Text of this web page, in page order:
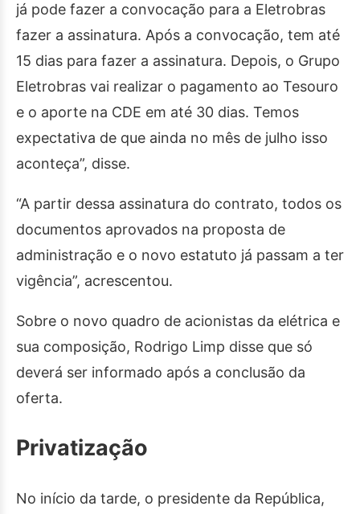
já pode fazer a convocação para a Eletrobras
fazer a assinatura. Após a convocação, tem até
15 dias para fazer a assinatura. Depois, o Grupo
Eletrobras vai realizar o pagamento ao Tesouro
e o aporte na CDE em até 30 dias. Temos
expectativa de que ainda no mês de julho isso
aconteça”, disse.
“A partir dessa assinatura do contrato, todos os
documentos aprovados na proposta de
administração e o novo estatuto já passam a ter
vigência”, acrescentou.
Sobre o novo quadro de acionistas da elétrica e
sua composição, Rodrigo Limp disse que só
deverá ser informado após a conclusão da
oferta.
Privatização
No início da tarde, o presidente da República,